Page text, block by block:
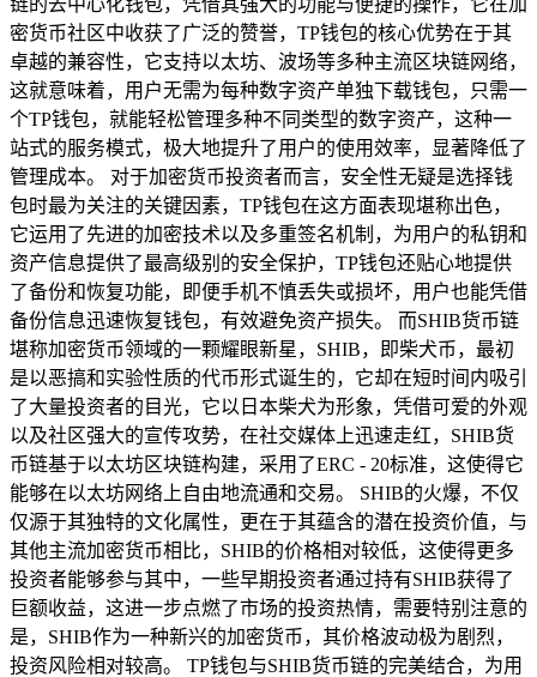
密货币社区中收获了广泛的赞誉，TP钱包的核心优势在于其
卓越的兼容性，它支持以太坊、波场等多种主流区块链网络，
这就意味着，用户无需为每种数字资产单独下载钱包，只需一
个TP钱包，就能轻松管理多种不同类型的数字资产，这种一
站式的服务模式，极大地提升了用户的使用效率，显著降低了
管理成本。 对于加密货币投资者而言，安全性无疑是选择钱
包时最为关注的关键因素，TP钱包在这方面表现堪称出色，
它运用了先进的加密技术以及多重签名机制，为用户的私钥和
资产信息提供了最高级别的安全保护，TP钱包还贴心地提供
了备份和恢复功能，即便手机不慎丢失或损坏，用户也能凭借
备份信息迅速恢复钱包，有效避免资产损失。 而SHIB货币链
堪称加密货币领域的一颗耀眼新星，SHIB，即柴犬币，最初
是以恶搞和实验性质的代币形式诞生的，它却在短时间内吸引
了大量投资者的目光，它以日本柴犬为形象，凭借可爱的外观
以及社区强大的宣传攻势，在社交媒体上迅速走红，SHIB货
币链基于以太坊区块链构建，采用了ERC - 20标准，这使得它
能够在以太坊网络上自由地流通和交易。 SHIB的火爆，不仅
仅源于其独特的文化属性，更在于其蕴含的潜在投资价值，与
其他主流加密货币相比，SHIB的价格相对较低，这使得更多
投资者能够参与其中，一些早期投资者通过持有SHIB获得了
巨额收益，这进一步点燃了市场的投资热情，需要特别注意的
是，SHIB作为一种新兴的加密货币，其价格波动极为剧烈，
投资风险相对较高。 TP钱包与SHIB货币链的完美结合，为用